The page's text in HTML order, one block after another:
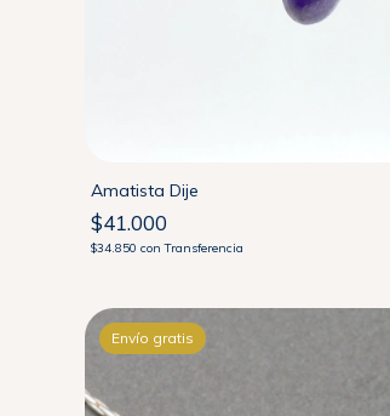
Amatista Dije
$41.000
$34.850 con Transferencia
Envío gratis